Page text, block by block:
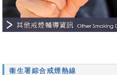
無障礙聲明
衞生署綜合戒煙熱線